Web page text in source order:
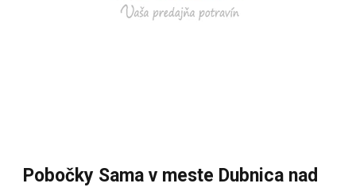
Pobočky Sama v meste Dubnica nad